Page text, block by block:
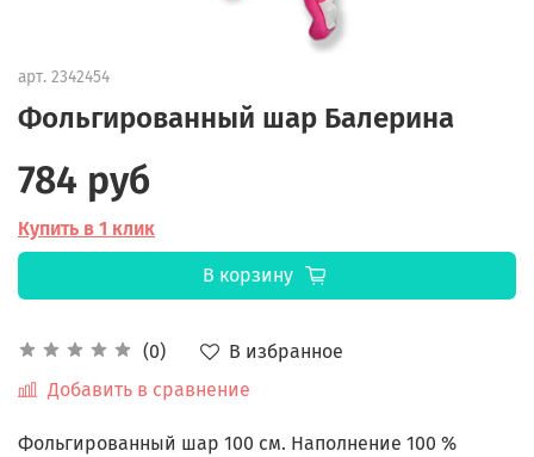
арт. 2342454
Фольгированный шар Балерина
(0)
В избранное
Добавить в сравнение
784 руб
Купить в 1 клик
В корзину
Фольгированный шар 100 см. Наполнение 100 %